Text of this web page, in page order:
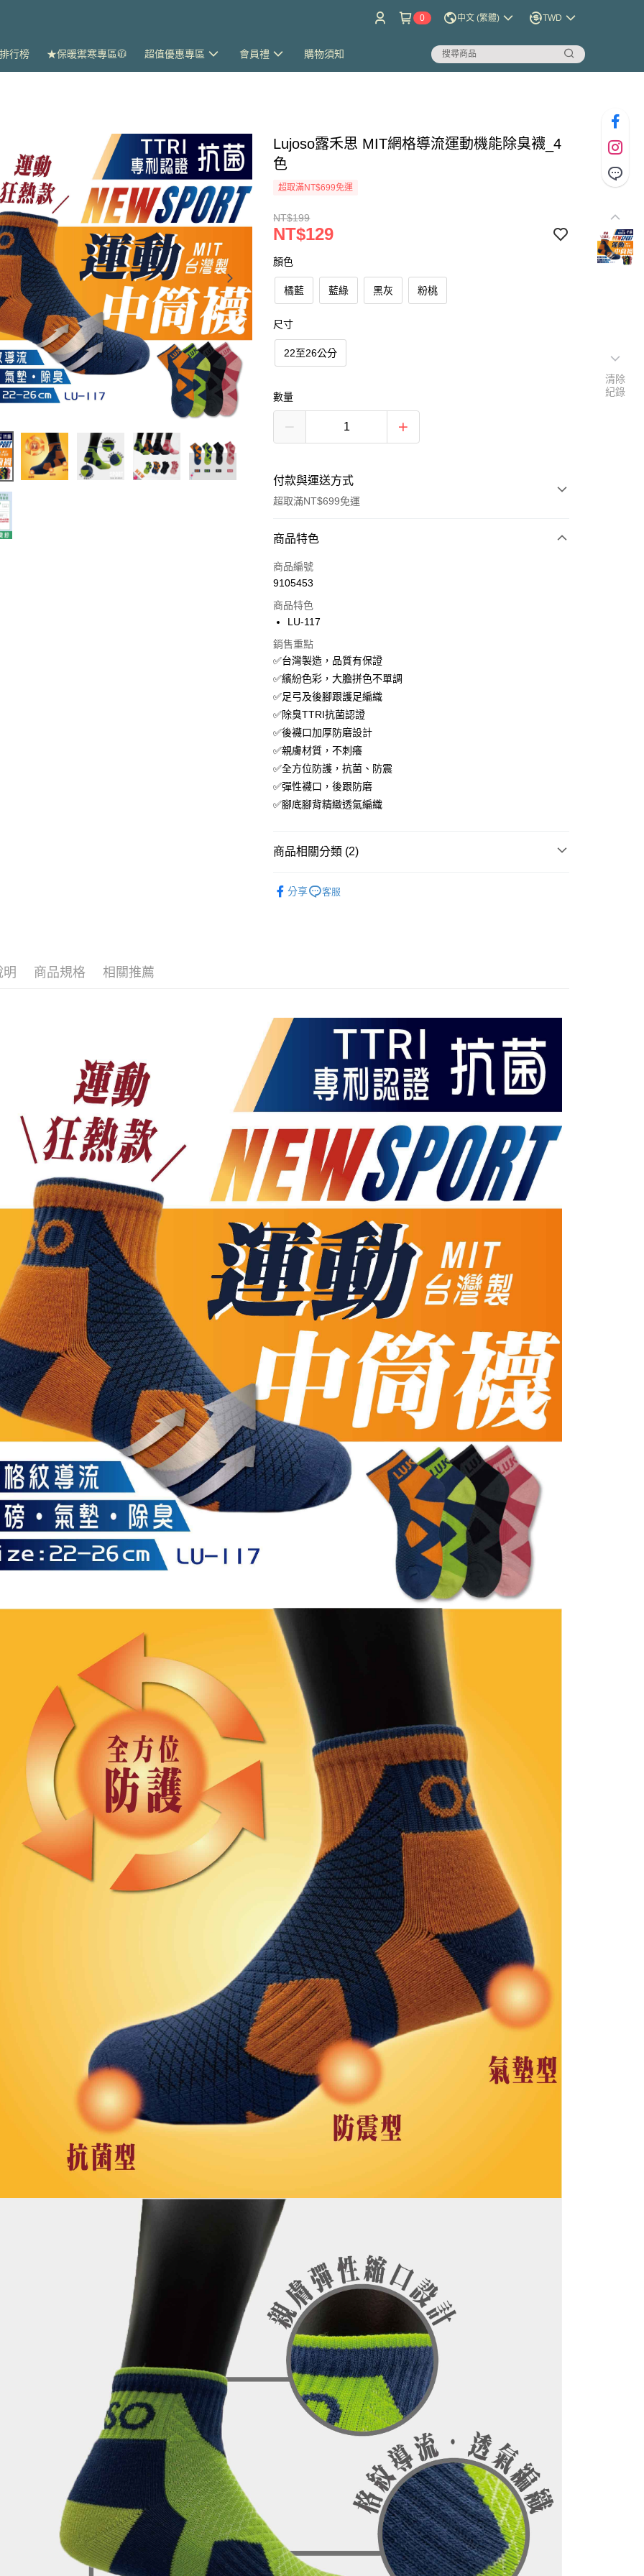
0 中文 (繁體) TWD
行榜 ★保暖禦寒專區🧥 超值優惠專區 會員禮 購物須知
Lujoso露禾思 MIT網格導流運動機能除臭襪_4
色
超取滿NT$699免運
NT$199
NT$129
顏色
橘藍 藍綠 黑灰 粉桃
尺寸
22至26公分
數量
付款與運送方式
超取滿NT$699免運
付款方式
信用卡一次付款
LINE Pay
Apple Pay
悠遊付
運送方式
全家取貨付款
付款後全家取貨
7-11取貨付款
商品特色
商品編號
9105453
商品特色
LU-117
銷售重點
✅台灣製造，品質有保證
✅繽紛色彩，大膽拼色不單調
✅足弓及後腳跟護足編織
✅除臭TTRI抗菌認證
✅後襪口加厚防磨設計
✅親膚材質，不刺癢
✅全方位防護，抗菌、防震
✅彈性襪口，後跟防磨
✅腳底腳背精緻透氣編織
商品相關分類 (2)
分享 客服
明 商品規格 相關推薦
清除
紀錄